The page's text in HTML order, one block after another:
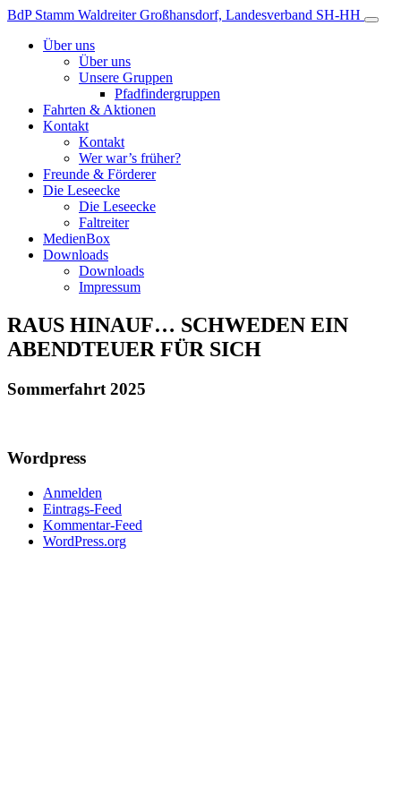
Zum
BdP Stamm Waldreiter Großhansdorf, Landesverband SH-HH
Über uns
Über uns
Unsere Gruppen
Pfadfindergruppen
Fahrten & Aktionen
Kontakt
Kontakt
Wer war’s früher?
Freunde & Förderer
Die Leseecke
Die Leseecke
Faltreiter
MedienBox
Downloads
Downloads
Impressum
RAUS HINAUF… SCHWEDEN EIN
ABENDTEUER FÜR SICH
Sommerfahrt 2025
Wordpress
Anmelden
Eintrags-Feed
Kommentar-Feed
WordPress.org